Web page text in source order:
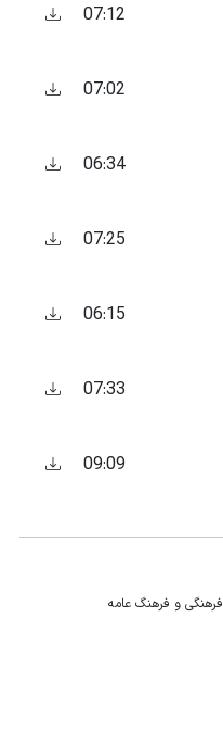
07:12
07:02
06:34
07:25
06:15
07:33
09:09